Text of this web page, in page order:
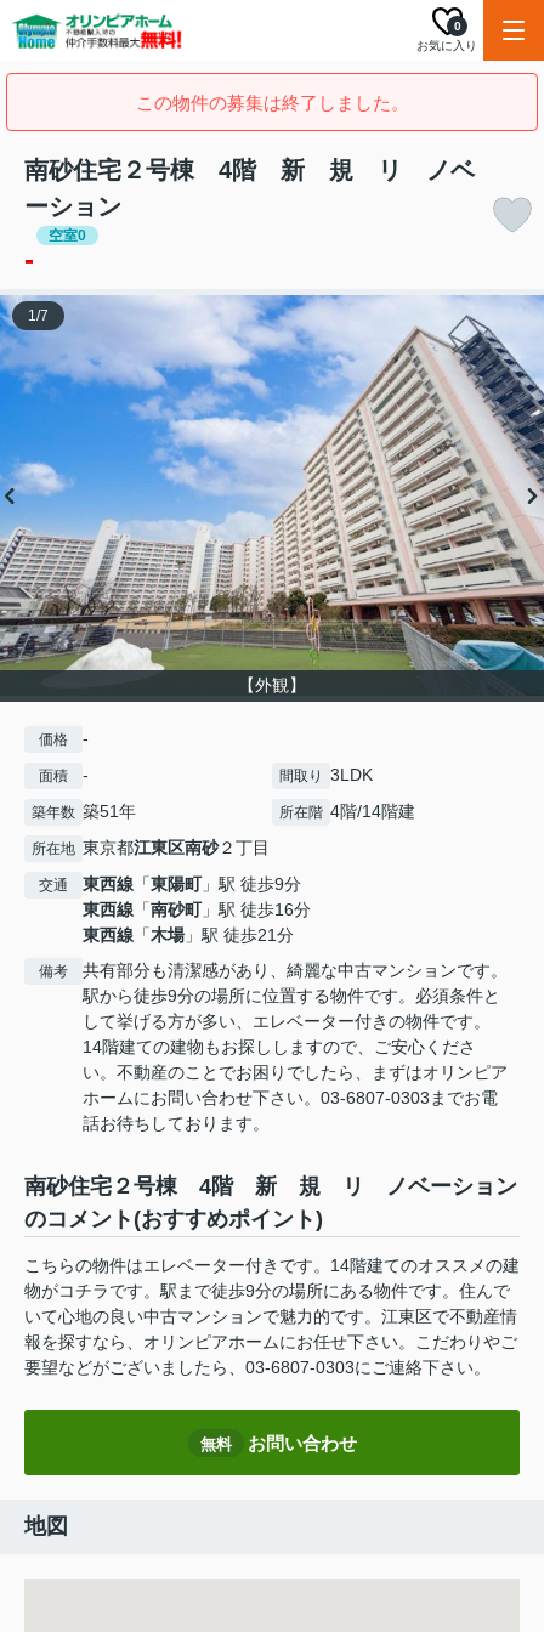
お気に入り
0
この物件の募集は終了しました。
南砂住宅２号棟 4階 新 規 リ ノベ
ーション
空室0
-
【外観】
1/7
価格 -
面積 - 間取り 3LDK
築年数 築51年 所在階 4階/14階建
所在地 東京都江東区南砂２丁目
交通 東西線 「東陽町」駅 徒歩9分
東西線 「南砂町」駅 徒歩16分
東西線 「木場」駅 徒歩21分
備考
共有部分も清潔感があり、綺麗な中古マンションです。
駅から徒歩9分の場所に位置する物件です。必須条件と
して挙げる方が多い、エレベーター付きの物件です。
14階建ての建物もお探ししますので、ご安心くださ
い。不動産のことでお困りでしたら、まずはオリンピア
ホームにお問い合わせ下さい。03-6807-0303までお電
話お待ちしております。
南砂住宅２号棟 4階 新 規 リ ノベーション
のコメント(おすすめポイント)
こちらの物件はエレベーター付きです。14階建てのオススメの建
物がコチラです。駅まで徒歩9分の場所にある物件です。住んで
いて心地の良い中古マンションで魅力的です。江東区で不動産情
報を探すなら、オリンピアホームにお任せ下さい。こだわりやご
要望などがございましたら、03-6807-0303にご連絡下さい。
無料 お問い合わせ
地図